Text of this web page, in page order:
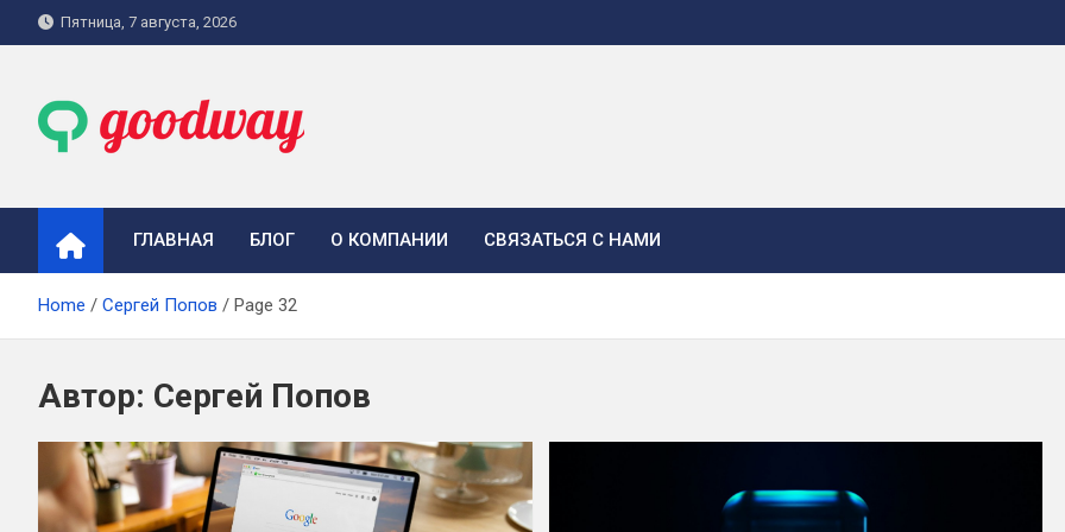
to
Пятница, 7 августа, 2026
goodway.com.ua
ГЛАВНАЯ БЛОГ О КОМПАНИИ СВЯЗАТЬСЯ С НАМИ
Home Сергей Попов Page 32
Автор: Сергей Попов